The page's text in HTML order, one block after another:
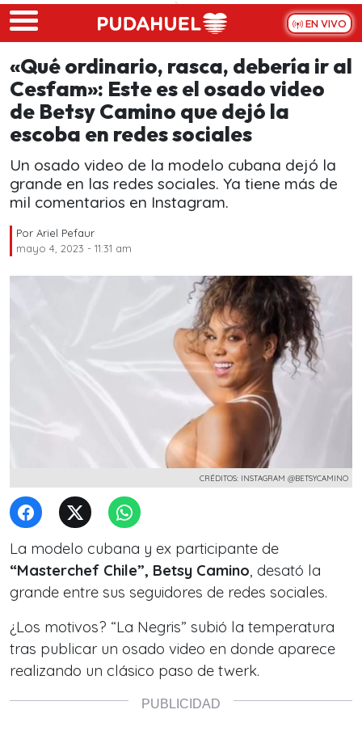
Skip to main content
EN VIVO
«Qué ordinario, rasca, debería ir al
Cesfam»: Este es el osado video
de Betsy Camino que dejó la
escoba en redes sociales
Un osado video de la modelo cubana dejó la
grande en las redes sociales. Ya tiene más de
mil comentarios en Instagram.
Por Ariel Pefaur
mayo 4, 2023 - 11:31 am
CRÉDITOS: INSTAGRAM @BETSYCAMINO
La modelo cubana y ex participante de
“Masterchef Chile”, Betsy Camino, desató la
grande entre sus seguidores de redes sociales.
¿Los motivos? “La Negris” subió la temperatura
tras publicar un osado video en donde aparece
realizando un clásico paso de twerk.